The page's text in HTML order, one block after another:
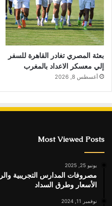
بعثة المصري تغادر القاهرة للسفر
إلي معسكر الاعداد بالمغرب
أغسطس 8, 2026
Most Viewed Posts
يونيو 25, 2025
الأسعار وطرق السداد
نوفمبر 11, 2024